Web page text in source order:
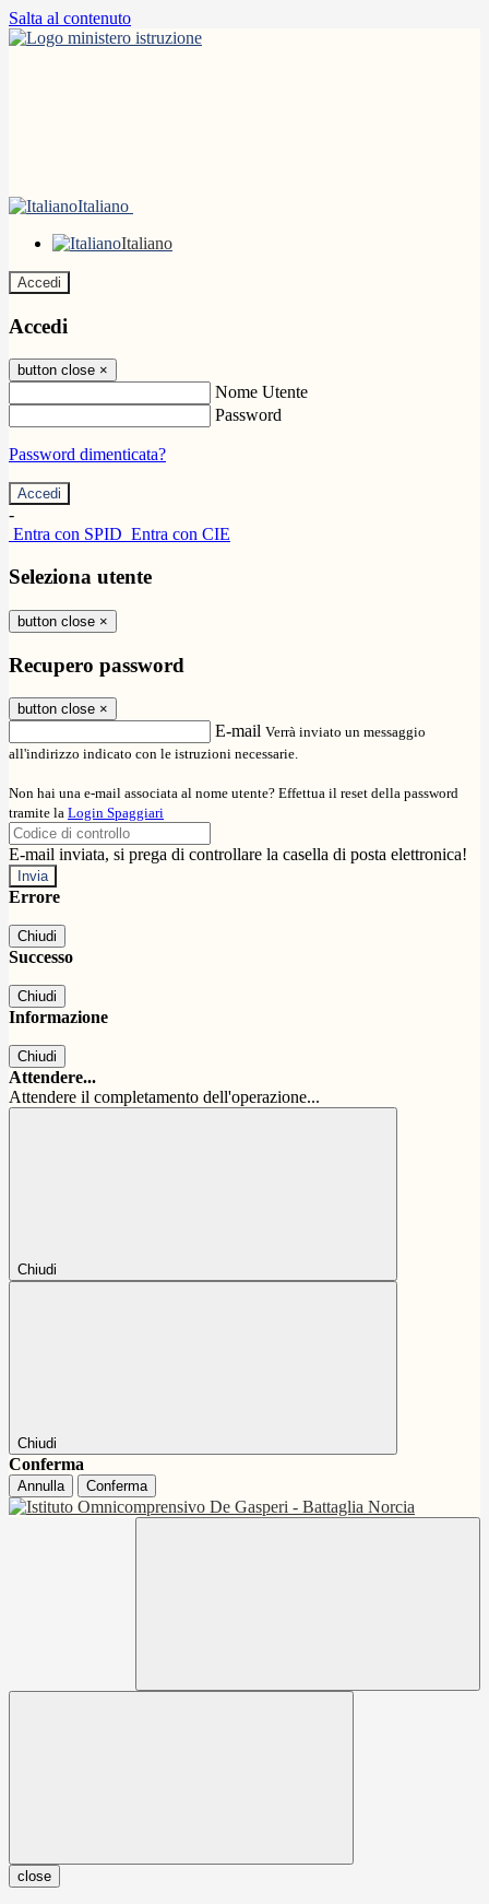
Salta al contenuto
Italiano
Italiano
Accedi
Accedi
button close ×
Nome Utente
Password
Password dimenticata?
-
Entra con SPID Entra con CIE
Seleziona utente
button close ×
Recupero password
button close ×
E-mail Verrà inviato un messaggio
all'indirizzo indicato con le istruzioni necessarie.
Non hai una e-mail associata al nome utente? Effettua il reset della password
tramite la Login Spaggiari
E-mail inviata, si prega di controllare la casella di posta elettronica!
Errore
Chiudi
Successo
Chiudi
Informazione
Chiudi
Attendere...
Attendere il completamento dell'operazione...
Chiudi
Chiudi
Conferma
Annulla Conferma
close